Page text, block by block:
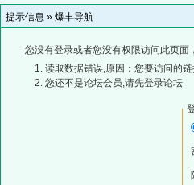
提示信息 » 爆丰导航
您没有登录或者您没有权限访问此页面
读取数据错误,原因：您要访问的
您还不是论坛会员,请先登录论坛